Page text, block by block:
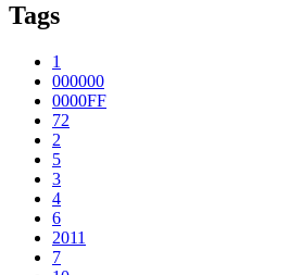
Tags
1
000000
0000FF
72
2
5
3
4
6
2011
7